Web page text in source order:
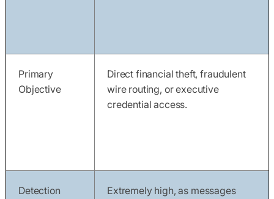
Primary
Objective
Direct financial theft, fraudulent
wire routing, or executive
credential access.
Detection
Extremely high, as messages